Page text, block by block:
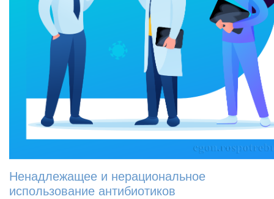
Ненадлежащее и нерациональное
использование антибиотиков